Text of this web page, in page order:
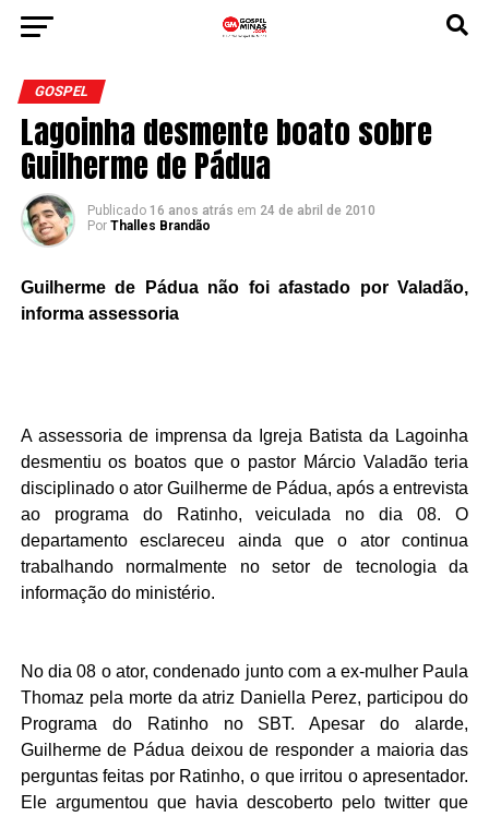
GOSPEL
Lagoinha desmente boato sobre
Guilherme de Pádua
Publicado 16 anos atrás em 24 de abril de 2010
Por Thalles Brandão
Guilherme de Pádua não foi afastado por Valadão,
informa assessoria
A assessoria de imprensa da Igreja Batista da Lagoinha
desmentiu os boatos que o pastor Márcio Valadão teria
disciplinado o ator Guilherme de Pádua, após a entrevista
ao programa do Ratinho, veiculada no dia 08. O
departamento esclareceu ainda que o ator continua
trabalhando normalmente no setor de tecnologia da
informação do ministério.
No dia 08 o ator, condenado junto com a ex-mulher Paula
Thomaz pela morte da atriz Daniella Perez, participou do
Programa do Ratinho no SBT. Apesar do alarde,
Guilherme de Pádua deixou de responder a maioria das
perguntas feitas por Ratinho, o que irritou o apresentador.
Ele argumentou que havia descoberto pelo twitter que